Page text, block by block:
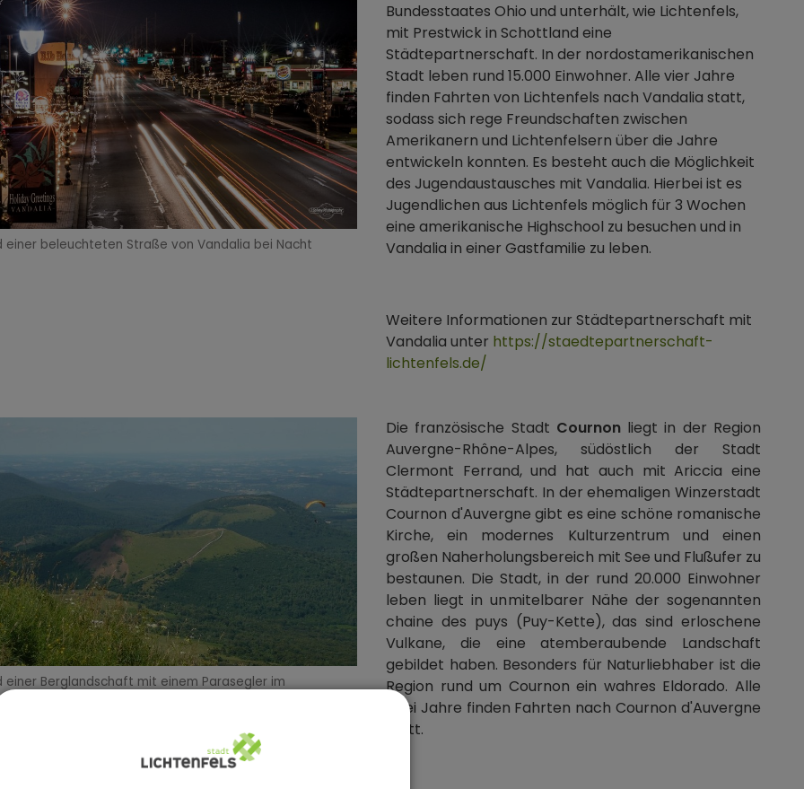
einer beleuchteten Straße von Vandalia bei Nacht
Bundesstaates Ohio und unterhält, wie Lichtenfels,
mit Prestwick in Schottland eine
Städtepartnerschaft. In der nordostamerikanischen
Stadt leben rund 15.000 Einwohner. Alle vier Jahre
finden Fahrten von Lichtenfels nach Vandalia statt,
sodass sich rege Freundschaften zwischen
Amerikanern und Lichtenfelsern über die Jahre
entwickeln konnten. Es besteht auch die Möglichkeit
des Jugendaustausches mit Vandalia. Hierbei ist es
Jugendlichen aus Lichtenfels möglich für 3 Wochen
eine amerikanische Highschool zu besuchen und in
Vandalia in einer Gastfamilie zu leben.
Weitere Informationen zur Städtepartnerschaft mit
Vandalia unter https://staedtepartnerschaft-
lichtenfels.de/
einer Berglandschaft mit einem Parasegler im
Die französische Stadt Cournonliegt in der Region
Auvergne-Rhône-Alpes, südöstlich der Stadt
Clermont Ferrand, und hat auch mit Ariccia eine
Städtepartnerschaft. In der ehemaligen Winzerstadt
Cournon d'Auvergne gibt es eine schöne romanische
Kirche, ein modernes Kulturzentrum und einen
großen Naherholungsbereich mit See und Flußufer zu
bestaunen. Die Stadt, in der rund 20.000 Einwohner
leben liegt in unmitelbarer Nähe der sogenannten
chaine des puys (Puy-Kette), das sind erloschene
Vulkane, die eine atemberaubende Landschaft
gebildet haben. Besonders für Naturliebhaber ist die
Region rund um Cournon ein wahres Eldorado. Alle
zwei Jahre finden Fahrten nach Cournon d'Auvergne
statt.